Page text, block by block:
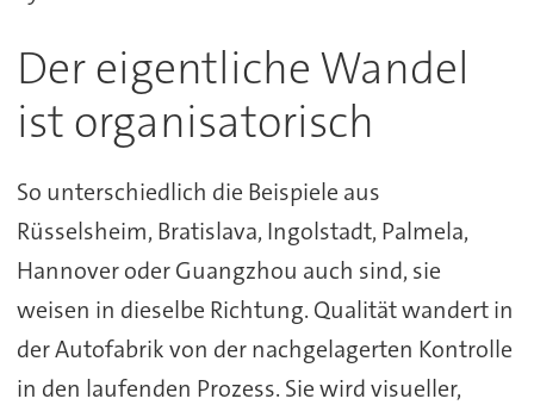
Der eigentliche Wandel
ist organisatorisch
So unterschiedlich die Beispiele aus
Rüsselsheim, Bratislava, Ingolstadt, Palmela,
Hannover oder Guangzhou auch sind, sie
weisen in dieselbe Richtung. Qualität wandert in
der Autofabrik von der nachgelagerten Kontrolle
in den laufenden Prozess. Sie wird visueller,